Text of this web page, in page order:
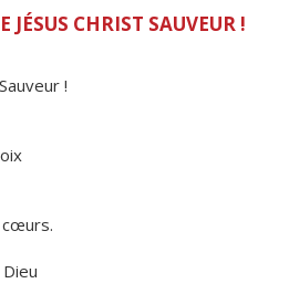
JÉSUS CHRIST SAUVEUR !
!